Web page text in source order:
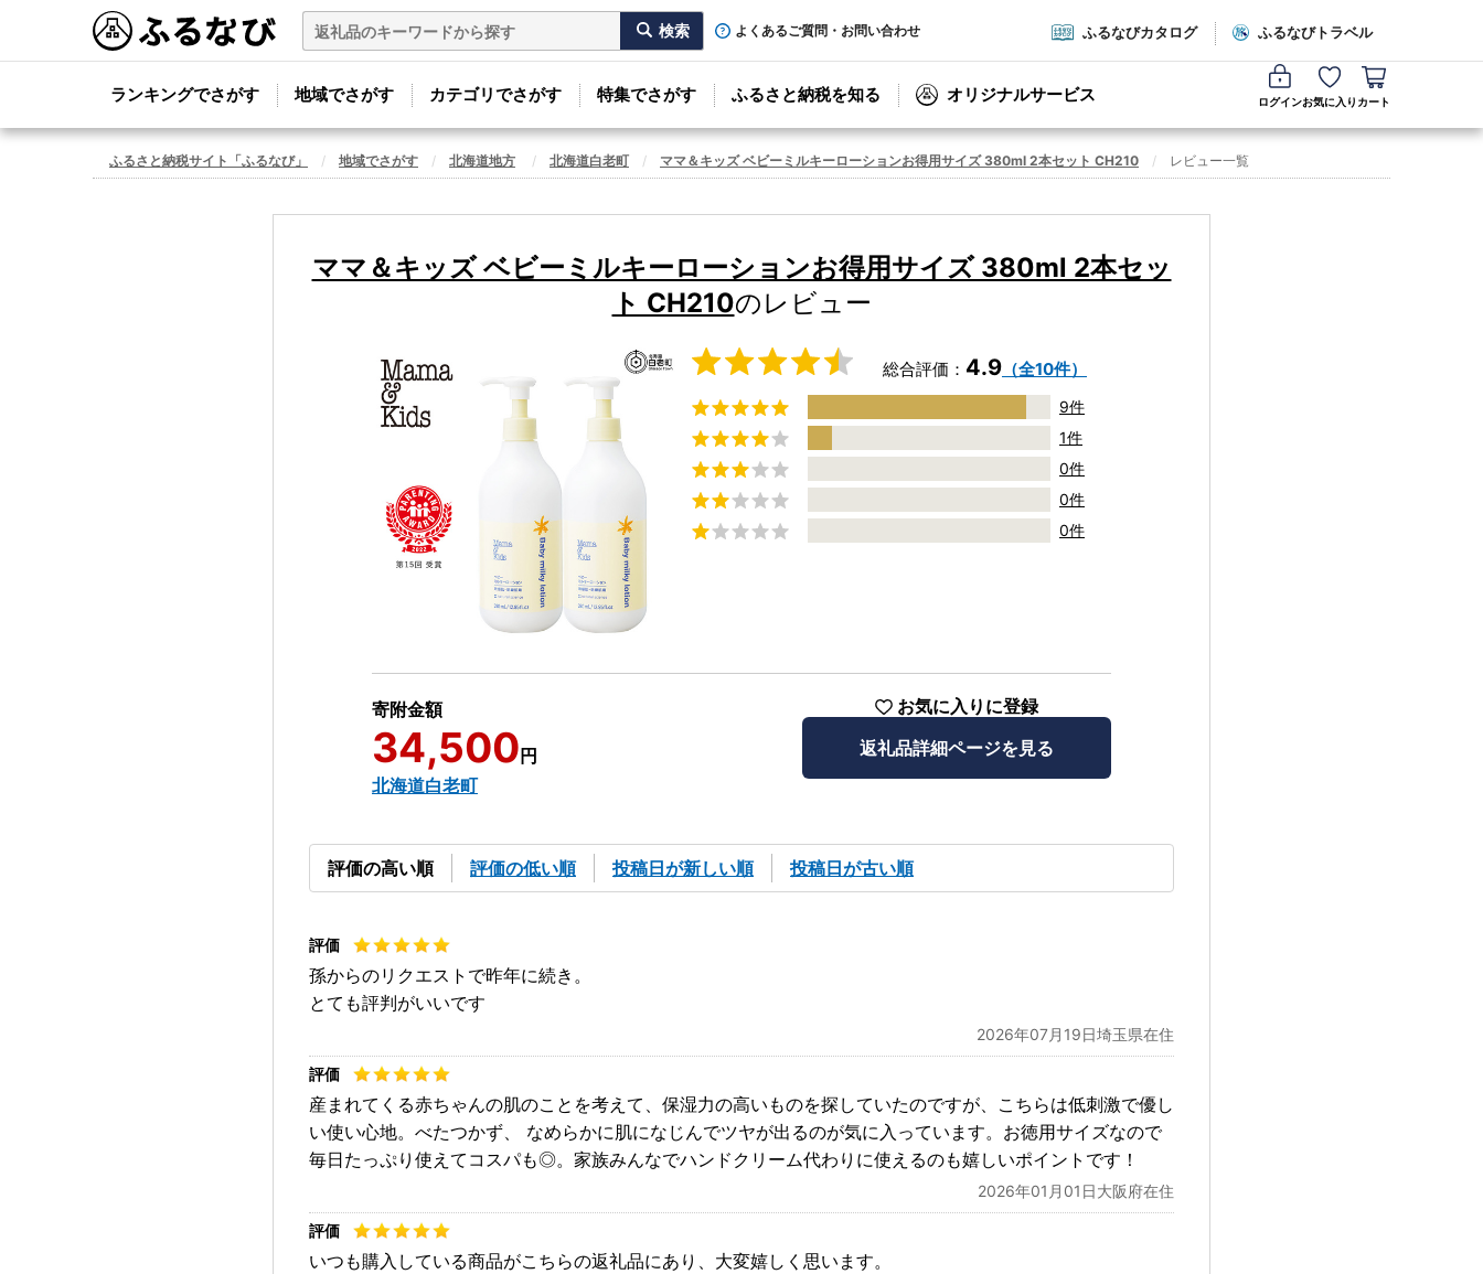
よくあるご質問・お問い合わせ ふるなびカタログ ふるなびトラベル
ランキングでさがす 地域でさがす カテゴリでさがす 特集でさがす ふるさと納税を知る オリジナルサービス ログインお気に入り カート
ふるさと納税サイト「ふるなび」 地域でさがす 北海道地方 北海道白老町 ママ＆キッズ ベビーミルキーローションお得用サイズ 380ml 2本セット CH210 レビュー一覧
ママ＆キッズ ベビーミルキーローションお得用サイズ 380ml 2本セッ
ト CH210のレビュー
総合評価： 4.9 （全10件）
9件
1件
0件
0件
0件
寄附金額
34,500 円
北海道白老町
お気に入りに登録
返礼品詳細ページを見る
評価の高い順 評価の低い順 投稿日が新しい順 投稿日が古い順
孫からのリクエストで昨年に続き。
とても評判がいいです
2026年07月19日埼玉県在住
産まれてくる赤ちゃんの肌のことを考えて、保湿力の高いものを探していたのですが、こちらは低刺激で優し
い使い心地。べたつかず、 なめらかに肌になじんでツヤが出るのが気に入っています。お徳用サイズなので
毎日たっぷり使えてコスパも◎。家族みんなでハンドクリーム代わりに使えるのも嬉しいポイントです！
2026年01月01日大阪府在住
いつも購入している商品がこちらの返礼品にあり、大変嬉しく思います。